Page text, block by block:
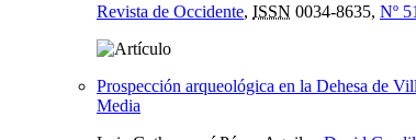
Revista de Occidente, ISSN 0034-8635, Nº
Prospección arqueológica en la Dehesa de
Media